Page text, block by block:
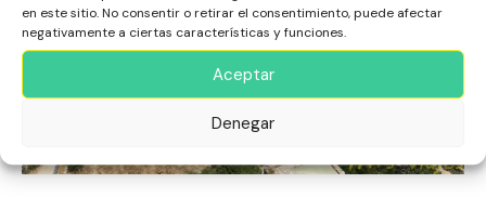
en este sitio. No consentir o retirar el consentimiento, puede afectar
negativamente a ciertas características y funciones.
Aceptar
Denegar
de
Chipre
del
Ruinas,
Mar